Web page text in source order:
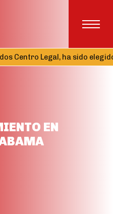
Legal, ha sido elegido
EN